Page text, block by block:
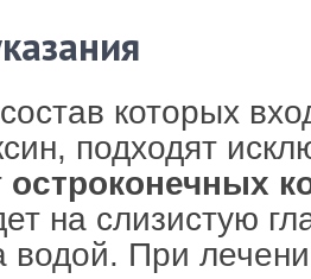
которых
подходят
остроконечных
на слизистую
водой. При